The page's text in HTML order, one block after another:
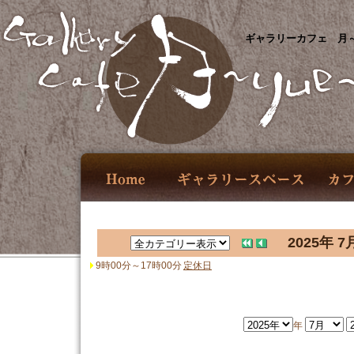
ギャラリーカフェ 月
2025年 7
9時00分～17時00分 定休日
年